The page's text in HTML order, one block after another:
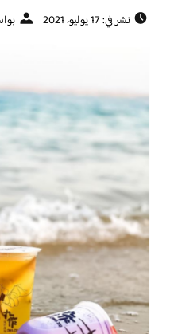
نشر في: 17 يوليو، 2021